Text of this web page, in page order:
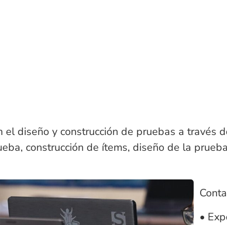
el diseño y construcción de pruebas a
construcción de ítems, diseño de la
•